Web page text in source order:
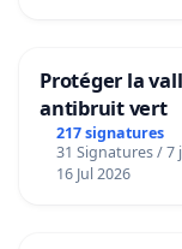
Protéger la
antibruit vert
217 signatures
31 Signatures / 7
16 Jul 2026